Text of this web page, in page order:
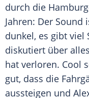
durch die
Jahren: Der Sound
dunkel, es gibt viel
diskutiert über
hat verloren. Cool
gut, dass die
aussteigen und